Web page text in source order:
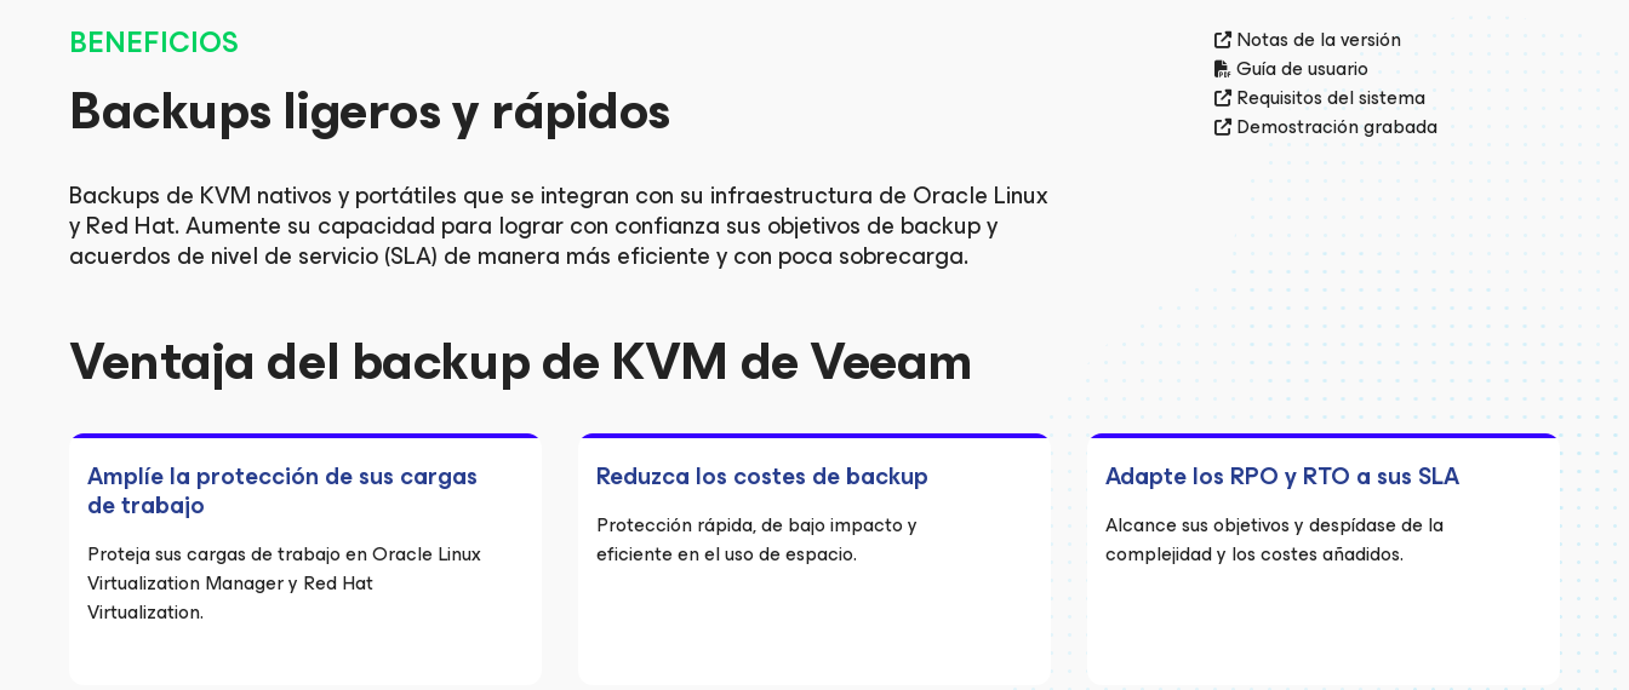
BENEFICIOS
Backups ligeros y rápidos
Backups de KVM nativos y portátiles que se integran con su infraestructura de Oracle Linux
y Red Hat. Aumente su capacidad para lograr con confianza sus objetivos de backup y
acuerdos de nivel de servicio (SLA) de manera más eficiente y con poca sobrecarga.
Notas de la versión
Guía de usuario
Requisitos del sistema
Demostración grabada
Ventaja del backup de KVM de Veeam
Amplíe la protección de sus cargas
de trabajo
Proteja sus cargas de trabajo en Oracle Linux
Virtualization Manager y Red Hat
Virtualization.
Reduzca los costes de backup
Protección rápida, de bajo impacto y
eficiente en el uso de espacio.
Adapte los RPO y RTO a sus SLA
Alcance sus objetivos y despídase de la
complejidad y los costes añadidos.